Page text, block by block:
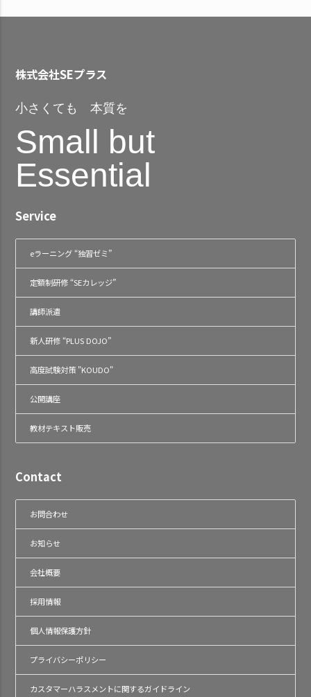
株式会社SEプラス
小さくても 本質を
Small but
Essential
Service
eラーニング “独習ゼミ”
定額制研修 “SEカレッジ”
講師派遣
新人研修 “PLUS DOJO”
高度試験対策 "KOUDO"
公開講座
教材テキスト販売
Contact
お問合わせ
お知らせ
会社概要
採用情報
個人情報保護方針
プライバシーポリシー
カスタマーハラスメントに関するガイドライン